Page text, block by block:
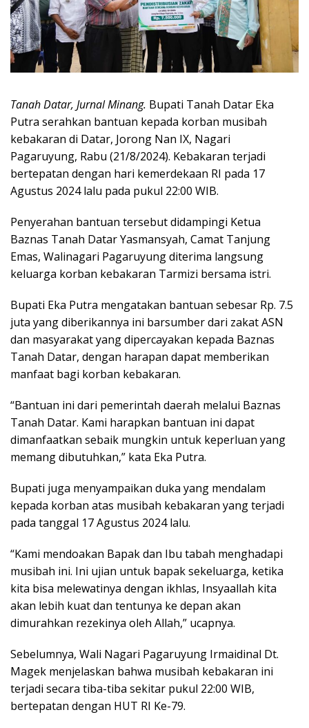
Tanah Datar, Jurnal Minang. Bupati Tanah Datar Eka
Putra serahkan bantuan kepada korban musibah
kebakaran di Datar, Jorong Nan IX, Nagari
Pagaruyung, Rabu (21/8/2024). Kebakaran terjadi
bertepatan dengan hari kemerdekaan RI pada 17
Agustus 2024 lalu pada pukul 22:00 WIB.
Penyerahan bantuan tersebut didampingi Ketua
Baznas Tanah Datar Yasmansyah, Camat Tanjung
Emas, Walinagari Pagaruyung diterima langsung
keluarga korban kebakaran Tarmizi bersama istri.
Bupati Eka Putra mengatakan bantuan sebesar Rp. 7.5
juta yang diberikannya ini barsumber dari zakat ASN
dan masyarakat yang dipercayakan kepada Baznas
Tanah Datar, dengan harapan dapat memberikan
manfaat bagi korban kebakaran.
“Bantuan ini dari pemerintah daerah melalui Baznas
Tanah Datar. Kami harapkan bantuan ini dapat
dimanfaatkan sebaik mungkin untuk keperluan yang
memang dibutuhkan,” kata Eka Putra.
Bupati juga menyampaikan duka yang mendalam
kepada korban atas musibah kebakaran yang terjadi
pada tanggal 17 Agustus 2024 lalu.
“Kami mendoakan Bapak dan Ibu tabah menghadapi
musibah ini. Ini ujian untuk bapak sekeluarga, ketika
kita bisa melewatinya dengan ikhlas, Insyaallah kita
akan lebih kuat dan tentunya ke depan akan
dimurahkan rezekinya oleh Allah,” ucapnya.
Sebelumnya, Wali Nagari Pagaruyung Irmaidinal Dt.
Magek menjelaskan bahwa musibah kebakaran ini
terjadi secara tiba-tiba sekitar pukul 22:00 WIB,
bertepatan dengan HUT RI Ke-79.